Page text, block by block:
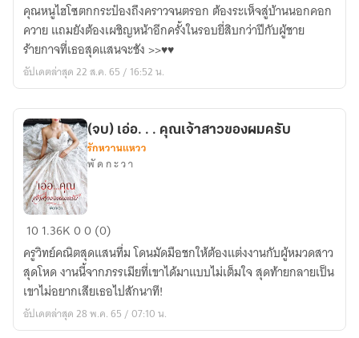
ซี่
กลาง
ทุ่ง
คุณหนูไฮโซตกกระป๋องถึงคราวจนตรอก ต้องระเห็จสู่บ้านนอกคอก
ควาย แถมยังต้องเผชิญหน้าอีกครั้งในรอบยี่สิบกว่าปีกับผู้ชาย
ร้ายกาจที่เธอสุดแสนจะชัง >>♥♥
อัปเดตล่าสุด 22 ส.ค. 65 / 16:52 น.
(จบ)
เอ่อ.
.
.
คุณ
เจ้า
(จบ) เอ่อ. . . คุณเจ้าสาวของผมครับ
รักหวานแหวว
พั ด ก ะ ว า
101.36K00 (0)
ครูวิทย์คณิตสุดแสนทึ่ม โดนมัดมือชกให้ต้องแต่งงานกับผู้หมวดสาว
สุดโหด งานนี้จากภรรเมียที่เขาได้มาแบบไม่เต็มใจ สุดท้ายกลายเป็น
เขาไม่อยากเสียเธอไปสักนาที!
อัปเดตล่าสุด 28 พ.ค. 65 / 07:10 น.